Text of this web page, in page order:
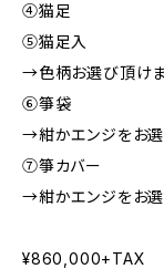
④猫足
⑤猫足入
→色柄お選び頂けま
⑥箏袋
→紺かエンジをお選
⑦箏カバー
→紺かエンジをお選
¥860,000+TAX